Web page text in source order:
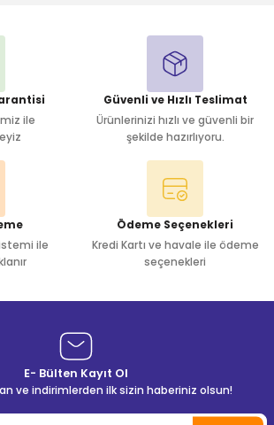
ile
Güvenli ve Hızlı Teslimat
Ürünlerinizi hızlı ve güvenli bir
şekilde hazırlıyoru.
ile
Ödeme Seçenekleri
Kredi Kartı ve havale ile ödeme
seçenekleri
E- Bülten Kayıt Ol
ve indirimlerden ilk sizin haberiniz olsun!